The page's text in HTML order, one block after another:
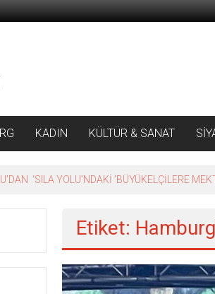
KADIN KÜLTÜR & SANAT
‘SILA YOLU’NDAKİ ’BÜYÜKELÇİLERE
Etiket: